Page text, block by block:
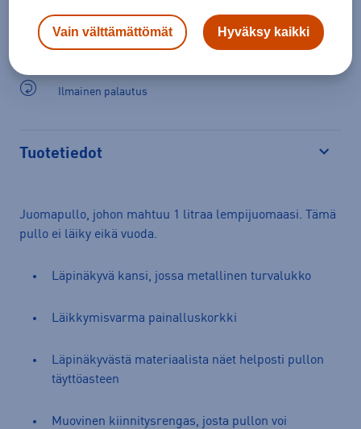
Arvioitu toimitusaika 1-3 arkipäivää.
Ilmainen palautus
Tuotetiedot
Juomapullo, johon mahtuu 1 litraa lempijuomaasi. Tämä
pullo ei läiky eikä vuoda.
Läpinäkyvä kansi, jossa metallinen turvalukko
Läikkymisvarma painalluskorkki
Läpinäkyvästä materiaalista näet helposti pullon
täyttöasteen
Muovinen kiinnitysrengas, josta pullon voi
Vain välttämättömät Hyväksy kaikki